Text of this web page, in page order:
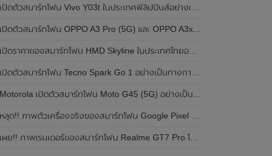
เปิดตัวสมาร์ทโฟน Vivo Y03t ในประเทศฟิลิปปินส์อย่างเป็นทางการแล้ว มาพร้อมชิปเซ็ต Unisoc T612 , กล้องหลัง ความละเอียด 13MP , แบตเตอรี่ 5,000mAh และหน้าจอแสดงผล LCD / 90Hz
เปิดตัวสมาร์ทโฟน OPPO A3 Pro (5G) และ OPPO A3x ในประเทศไทยอย่างเป็นทางการแล้ว ในราคาเริ่มต้นเพียง 3,999 บาท
เปิดราคาของสมาร์ทโฟน HMD Skyline ในประเทศไทยอย่างเป็นทางการแล้ว ราคา 14,990 บาท
เปิดตัวสมาร์ทโฟน Tecno Spark Go 1 อย่างเป็นทางการแล้ว มาพร้อมหน้าจอแสดงผล LCD / 120Hz , แบตเตอรี่ 5,000mAh และใช้ชิปเซ็ต Unisoc
Motorola เปิดตัวสมาร์ทโฟน Moto G45 (5G) อย่างเป็นทางการแล้วในอินเดีย
หลุด!! ภาพตัวเครื่องจริงของสมาร์ทโฟน Google Pixel 9a โชว์ดีไซน์ใหม่ กล้องหลังแบนราบ ไม่มีกรอบของกล้องแล้ว
เผย!! ภาพเรนเดอร์ของสมาร์ทโฟน Realme GT7 Pro โชว์ให้เห็นดีไซน์ใหม่ พร้อมเผยรายละเอียดสเปกที่สำคัญบางส่วน